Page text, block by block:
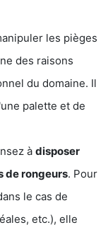
les pièges
des raisons
du domaine. Il
palette et de
à disposer
de rongeurs. Pour
le cas de
etc.), elle